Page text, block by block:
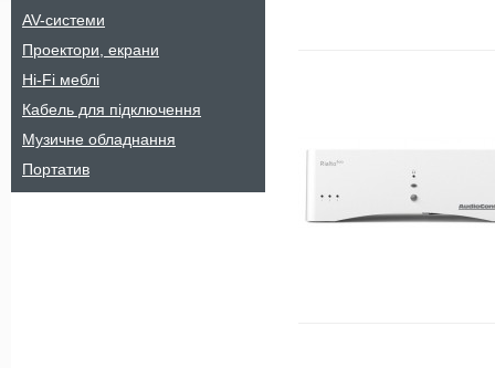
AV-системи
Проектори, екрани
Hi-Fi меблі
Кабель для підключення
Музичне обладнання
Портатив